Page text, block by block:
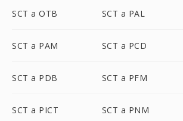
SCT a OTB SCT a PAL
SCT a PAM SCT a PCD
SCT a PDB SCT a PFM
SCT a PICT SCT a PNM